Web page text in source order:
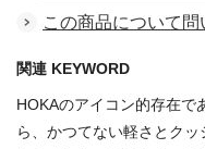
この商品について問
関連 KEYWORD
HOKAのアイコン的存在
ら、かつてない軽さとク